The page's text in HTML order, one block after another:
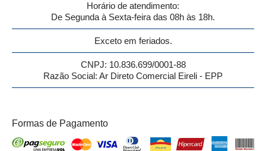
Horário de atendimento:
De Segunda à Sexta-feira das 08h às 18h.
Exceto em feriados.
CNPJ: 10.836.699/0001-88
Razão Social: Ar Direto Comercial Eireli - EPP
Formas de Pagamento